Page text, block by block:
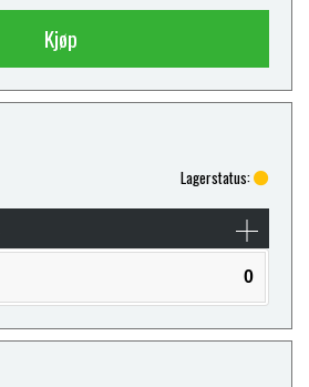
Kjøp
Lagerstatus:
0